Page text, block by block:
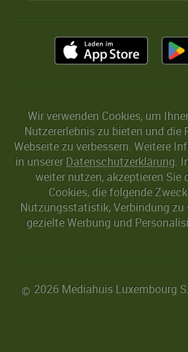
Wir verwenden Cookies, um
Nutzererlebnis zu bieten und die
Webseite zu verbessern. Weitere
in unserer Datenschutzerklärung.
weiter nutzen, akzeptieren Sie
Cookies, die folgende
Nutzungsstatistik, Verbindung zu
gezielte Werbung und
© 2026 Mediahuis Luxembourg